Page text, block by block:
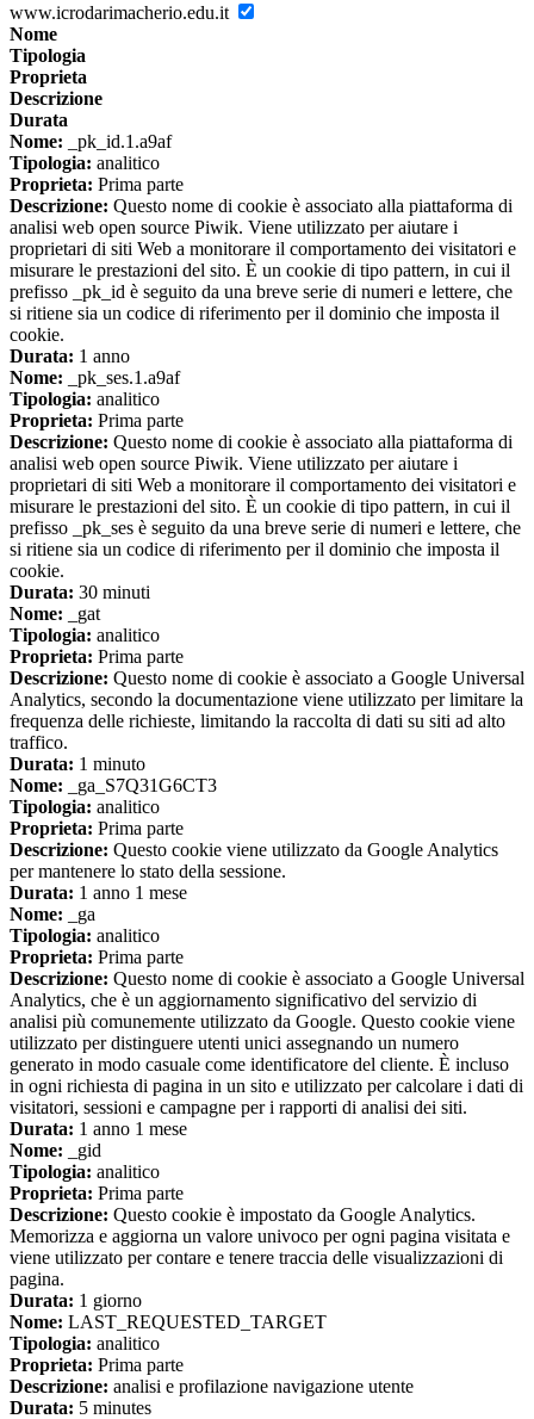
www.icrodarimacherio.edu.it
Nome
Tipologia
Proprieta
Descrizione
Durata
Nome: _pk_id.1.a9af
Tipologia: analitico
Proprieta: Prima parte
Descrizione: Questo nome di cookie è associato alla piattaforma di
analisi web open source Piwik. Viene utilizzato per aiutare i
proprietari di siti Web a monitorare il comportamento dei visitatori e
misurare le prestazioni del sito. È un cookie di tipo pattern, in cui il
prefisso _pk_id è seguito da una breve serie di numeri e lettere, che
si ritiene sia un codice di riferimento per il dominio che imposta il
cookie.
Durata: 1 anno
Nome: _pk_ses.1.a9af
Tipologia: analitico
Proprieta: Prima parte
Descrizione: Questo nome di cookie è associato alla piattaforma di
analisi web open source Piwik. Viene utilizzato per aiutare i
proprietari di siti Web a monitorare il comportamento dei visitatori e
misurare le prestazioni del sito. È un cookie di tipo pattern, in cui il
prefisso _pk_ses è seguito da una breve serie di numeri e lettere, che
si ritiene sia un codice di riferimento per il dominio che imposta il
cookie.
Durata: 30 minuti
Nome: _gat
Tipologia: analitico
Proprieta: Prima parte
Descrizione: Questo nome di cookie è associato a Google Universal
Analytics, secondo la documentazione viene utilizzato per limitare la
frequenza delle richieste, limitando la raccolta di dati su siti ad alto
traffico.
Durata: 1 minuto
Nome: _ga_S7Q31G6CT3
Tipologia: analitico
Proprieta: Prima parte
Descrizione: Questo cookie viene utilizzato da Google Analytics
per mantenere lo stato della sessione.
Durata: 1 anno 1 mese
Nome: _ga
Tipologia: analitico
Proprieta: Prima parte
Descrizione: Questo nome di cookie è associato a Google Universal
Analytics, che è un aggiornamento significativo del servizio di
analisi più comunemente utilizzato da Google. Questo cookie viene
utilizzato per distinguere utenti unici assegnando un numero
generato in modo casuale come identificatore del cliente. È incluso
in ogni richiesta di pagina in un sito e utilizzato per calcolare i dati di
visitatori, sessioni e campagne per i rapporti di analisi dei siti.
Durata: 1 anno 1 mese
Nome: _gid
Tipologia: analitico
Proprieta: Prima parte
Descrizione: Questo cookie è impostato da Google Analytics.
Memorizza e aggiorna un valore univoco per ogni pagina visitata e
viene utilizzato per contare e tenere traccia delle visualizzazioni di
pagina.
Durata: 1 giorno
Nome: LAST_REQUESTED_TARGET
Tipologia: analitico
Proprieta: Prima parte
Descrizione: analisi e profilazione navigazione utente
Durata: 5 minutes